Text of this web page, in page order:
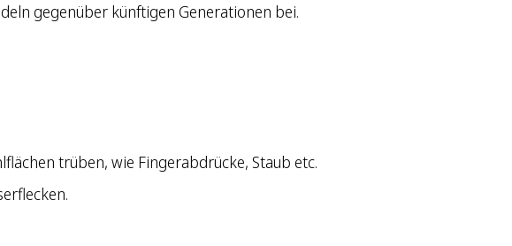
gegenüber künftigen Generationen bei.
trüben, wie Fingerabdrücke, Staub etc.